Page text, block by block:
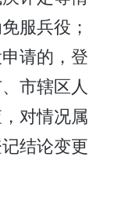
服兵役；
请的，登
市辖区人
对情况属
结论变更